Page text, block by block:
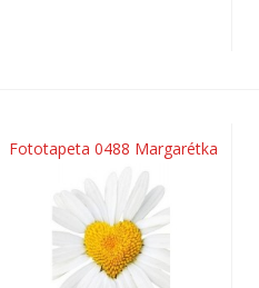
Fototapeta 0488 Margarétka